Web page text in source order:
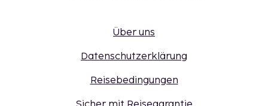
Über uns
Datenschutzerklärung
Reisebedingungen